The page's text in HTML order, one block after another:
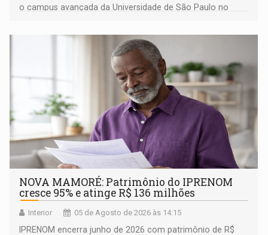
o campus avançada da Universidade de São Paulo no
NOVA MAMORÉ: Patrimônio do IPRENOM
cresce 95% e atinge R$ 136 milhões
Interior 05 de Agosto de 2026 às 14:15
IPRENOM encerra junho de 2026 com patrimônio de R$